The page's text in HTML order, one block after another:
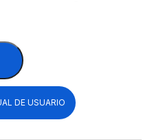
DE USUARIO